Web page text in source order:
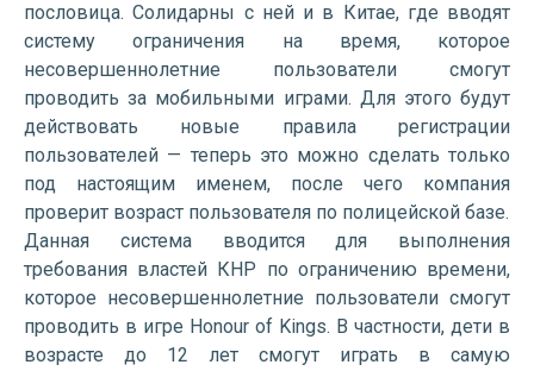
пословица. Солидарны с ней и в Китае, где вводят
систему ограничения на время, которое
несовершеннолетние пользователи смогут
проводить за мобильными играми. Для этого будут
действовать новые правила регистрации
пользователей — теперь это можно сделать только
под настоящим именем, после чего компания
проверит возраст пользователя по полицейской базе.
Данная система вводится для выполнения
требования властей КНР по ограничению времени,
которое несовершеннолетние пользователи смогут
проводить в игре Honour of Kings. В частности, дети в
возрасте до 12 лет смогут играть в самую